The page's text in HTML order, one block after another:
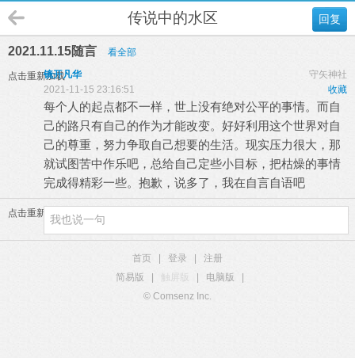
回复
传说中的水区
2021.11.15随言 看全部
点击重新加载 守矢神社
镜开凡华
收藏
2021-11-15 23:16:51
每个人的起点都不一样，世上没有绝对公平的事情。而自
己的路只有自己的作为才能改变。好好利用这个世界对自
己的尊重，努力争取自己想要的生活。现实压力很大，那
就试图苦中作乐吧，总给自己定些小目标，把枯燥的事情
完成得精彩一些。抱歉，说多了，我在自言自语吧
点击重新加载
首页 登录
注册
简易版
触屏版 电脑版
© Comsenz Inc.